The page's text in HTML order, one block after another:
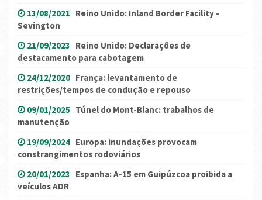
13/08/2021 Reino Unido: Inland Border Facility -
Sevington
21/09/2023 Reino Unido: Declarações de
destacamento para cabotagem
24/12/2020 França: levantamento de
restrições/tempos de condução e repouso
09/01/2025 Túnel do Mont-Blanc: trabalhos de
manutenção
19/09/2024 Europa: inundações provocam
constrangimentos rodoviários
20/01/2023 Espanha: A-15 em Guipúzcoa proibida a
veículos ADR